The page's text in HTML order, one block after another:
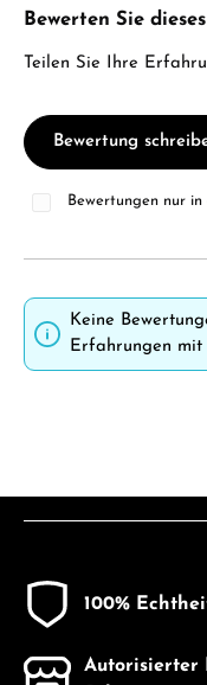
Durchschnittliche
Bewerten Sie
Teilen Sie Ihre
Bewertung
Bewertungen nur
Keine
Erfahrungen mit
100%
Autorisierter